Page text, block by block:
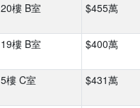
20樓 B室 $455萬
19樓 B室 $400萬
5樓 C室 $431萬